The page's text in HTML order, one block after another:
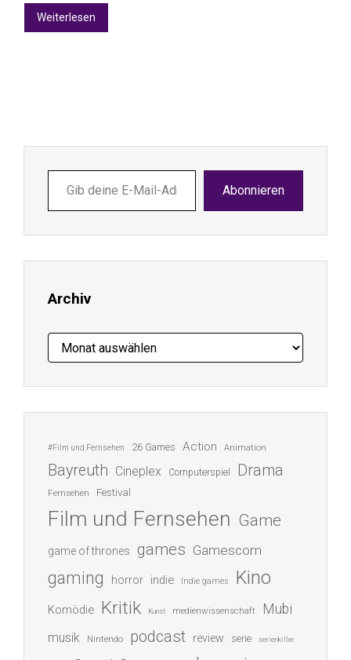
Weiterlesen
deine
E-
ein ...
Abonnieren
Archiv
Archiv
#Film und Fernsehen 26 Games Action Animation
Bayreuth Cineplex Computerspiel Drama
Fernsehen Festival
Film und Fernsehen Game
game of thrones games Gamescom
gaming horror indie Indie games Kino
Komödie Kritik Kunst medienwissenschaft Mubi
musik Nintendo podcast review serie serienkiller